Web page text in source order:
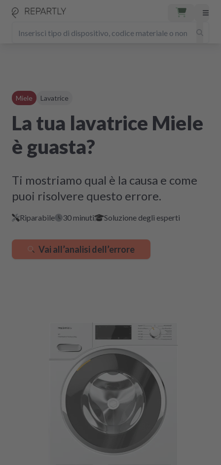
Miele Lavatrice
La tua lavatrice Miele
è guasta?
Ti mostriamo qual è la causa e come
puoi risolvere questo errore.
Riparabile 30 minuti Soluzione degli esperti
Vai all’analisi dell’errore